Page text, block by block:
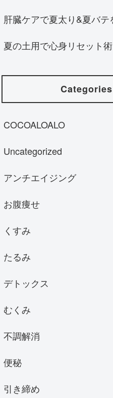
肝臓ケアで夏太り&夏バ
夏の土用で心身リセット術
Categories
COCOALOALO
Uncategorized
アンチエイジング
お腹痩せ
くすみ
たるみ
デトックス
むくみ
不調解消
便秘
引き締め